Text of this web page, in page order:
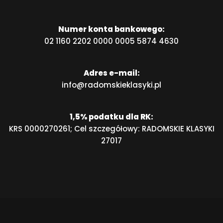
Numer konta bankowego:
02 1160 2202 0000 0005 5874 4630
Adres e-mail:
info@radomskieklasyki.pl
1,5% podatku dla RK:
KRS 0000270261; Cel szczegółowy: RADOMSKIE KLASYKI
27017